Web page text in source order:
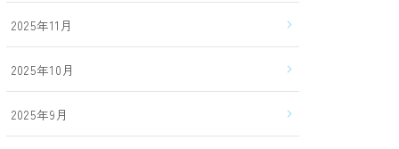
2025年11月
2025年10月
2025年9月